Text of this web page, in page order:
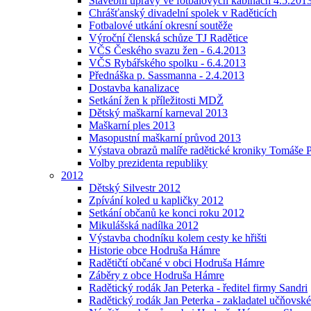
Chrášťanský divadelní spolek v Raděticích
Fotbalové utkání okresní soutěže
Výroční členská schůze TJ Radětice
VČS Českého svazu žen - 6.4.2013
VČS Rybářského spolku - 6.4.2013
Přednáška p. Sassmanna - 2.4.2013
Dostavba kanalizace
Setkání žen k příležitosti MDŽ
Dětský maškarní karneval 2013
Maškarní ples 2013
Masopustní maškarní průvod 2013
Výstava obrazů malíře radětické kroniky Tomáše
Volby prezidenta republiky
2012
Dětský Silvestr 2012
Zpívání koled u kapličky 2012
Setkání občanů ke konci roku 2012
Mikulášská nadílka 2012
Výstavba chodníku kolem cesty ke hřišti
Historie obce Hodruša Hámre
Radětičtí občané v obci Hodruša Hámre
Záběry z obce Hodruša Hámre
Radětický rodák Jan Peterka - ředitel firmy Sandri
Radětický rodák Jan Peterka - zakladatel učňovské